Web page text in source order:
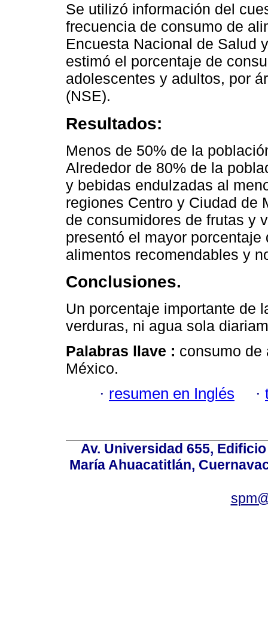
Se utilizó información del
frecuencia de consumo de
Encuesta Nacional de Salud
estimó el porcentaje de
adolescentes y adultos, por
(NSE).
Resultados:
Menos de 50% de la
Alrededor de 80% de la
y bebidas endulzadas al
regiones Centro y Ciudad de
de consumidores de frutas y
presentó el mayor
alimentos recomendables y
Conclusiones.
Un porcentaje importante de
verduras, ni agua sola
Palabras llave : consumo de
México.
· resumen en Inglés ·
Av. Universidad 655,
María Ahuacatitlán,